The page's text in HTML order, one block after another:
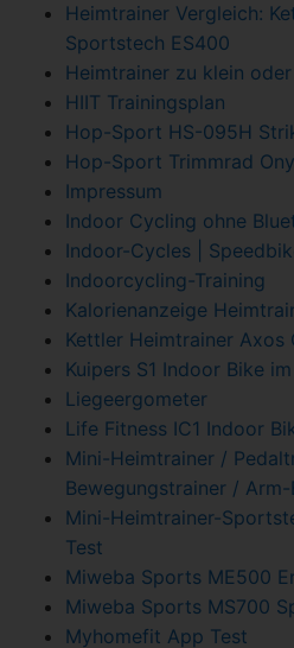
Heimtrainer Vergleich:
Sportstech ES400
Heimtrainer zu klein
HIIT Trainingsplan
Hop-Sport HS-095H
Hop-Sport Trimmrad
Impressum
Indoor Cycling ohne
Indoor-Cycles |
Indoorcycling-Training
Kalorienanzeige
Kettler Heimtrainer Axos
Kuipers S1 Indoor Bike
Liegeergometer
Life Fitness IC1 Indoor
Mini-Heimtrainer /
Bewegungstrainer /
Mini-Heimtrainer-
Test
Miweba Sports ME500
Miweba Sports MS700
Myhomefit App Test